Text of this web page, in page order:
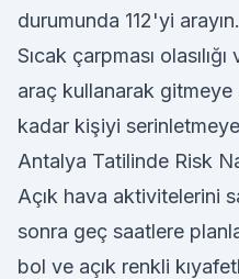
durumunda 112'yi arayın.
Sıcak çarpması
araç kullanarak gitmeye
kadar kişiyi
Antalya Tatilinde Risk
Açık hava aktivitelerini
sonra geç saatlere
bol ve açık renkli